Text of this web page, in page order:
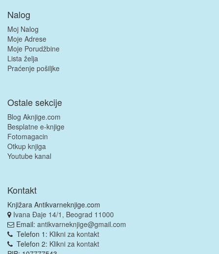
Nalog
Moj Nalog
Moje Adrese
Moje Porudžbine
Lista želja
Praćenje pošiljke
Ostale sekcije
Blog Aknjige.com
Besplatne e-knjige
Fotomagacin
Otkup knjiga
Youtube kanal
Kontakt
Knjižara Antikvarneknjige.com
Ivana Đaje 14/1, Beograd 11000
Email: antikvarneknjige@gmail.com
Telefon 1: Klikni za kontakt
Telefon 2: Klikni za kontakt